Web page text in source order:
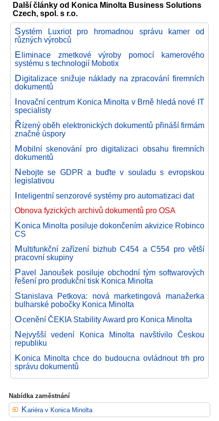
Další články od Konica Minolta Business Solutions
Czech, spol. s r.o.
Systém Luxriot pro hromadnou správu kamer od
různých výrobců
Eliminace zmetkové výroby pomocí kamerového
systému s technologií Mobotix
Digitalizace snižuje náklady na zpracování firemních
dokumentů
Inovační centrum Konica Minolta v Brně hledá nové IT
specialisty
Řízený oběh elektronických dokumentů přináší firmám
značné úspory
Mobilní skenování pro digitalizaci obsahu firemních
dokumentů
Nebojte se GDPR a buďte v souladu s evropskou
legislativou
Inteligentní senzorové systémy pro automatizaci dat
Obnova fyzických archivů dokumentů pro OSA
Konica Minolta posiluje dokončením akvizice Robinco
CS
Multifunkční zařízení bizhub C454 a C554 pro větší
pracovní skupiny
Pavel Janoušek posiluje obchodní tým softwarových
řešení pro produkční tisk Konica Minolta
Stanislava Petkova: nová marketingová manažerka
bulharské pobočky Konica Minolta
Ocenění ČEKIA Stability Award pro Konica Minolta
Nejvyšší vedení Konica Minolta navštívilo Českou
republiku
Konica Minolta chce do budoucna ovládnout trh pro
správu dokumentů
Nabídka zaměstnání
Kariéra v Konica Minolta